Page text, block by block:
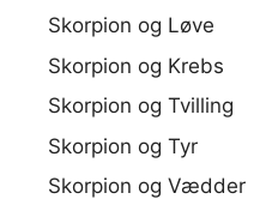
Skorpion og Løve
Skorpion og Krebs
Skorpion og Tvilling
Skorpion og Tyr
Skorpion og Vædder